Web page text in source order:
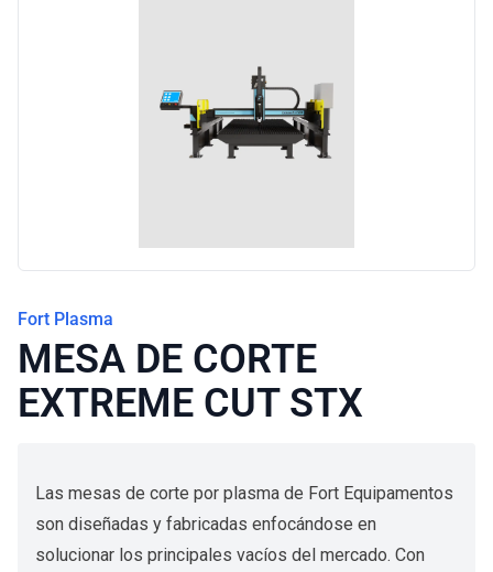
Fort Plasma
MESA DE CORTE
EXTREME CUT STX
Las mesas de corte por plasma de Fort Equipamentos
son diseñadas y fabricadas enfocándose en
solucionar los principales vacíos del mercado. Con